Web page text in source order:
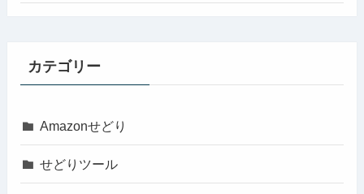
カテゴリー
Amazonせどり
せどりツール